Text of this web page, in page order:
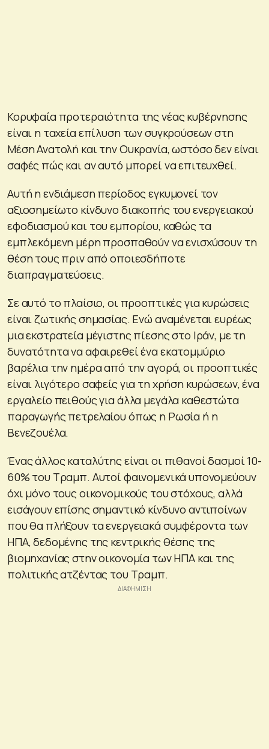
Κορυφαία προτεραιότητα της νέας κυβέρνησης
είναι η ταχεία επίλυση των συγκρούσεων στη
Μέση Ανατολή και την Ουκρανία, ωστόσο δεν είναι
σαφές πώς και αν αυτό μπορεί να επιτευχθεί.
Αυτή η ενδιάμεση περίοδος εγκυμονεί τον
αξιοσημείωτο κίνδυνο διακοπής του ενεργειακού
εφοδιασμού και του εμπορίου, καθώς τα
εμπλεκόμενη μέρη προσπαθούν να ενισχύσουν τη
θέση τους πριν από οποιεσδήποτε
διαπραγματεύσεις.
Σε αυτό το πλαίσιο, οι προοπτικές για κυρώσεις
είναι ζωτικής σημασίας. Ενώ αναμένεται ευρέως
μια εκστρατεία μέγιστης πίεσης στο Ιράν, με τη
δυνατότητα να αφαιρεθεί ένα εκατομμύριο
βαρέλια την ημέρα από την αγορά, οι προοπτικές
είναι λιγότερο σαφείς για τη χρήση κυρώσεων, ένα
εργαλείο πειθούς για άλλα μεγάλα καθεστώτα
παραγωγής πετρελαίου όπως η Ρωσία ή η
Βενεζουέλα.
Ένας άλλος καταλύτης είναι οι πιθανοί δασμοί 10-
60% του Τραμπ. Αυτοί φαινομενικά υπονομεύουν
όχι μόνο τους οικονομικούς του στόχους, αλλά
εισάγουν επίσης σημαντικό κίνδυνο αντιποίνων
που θα πλήξουν τα ενεργειακά συμφέροντα των
ΗΠΑ, δεδομένης της κεντρικής θέσης της
βιομηχανίας στην οικονομία των ΗΠΑ και της
πολιτικής ατζέντας του Τραμπ.